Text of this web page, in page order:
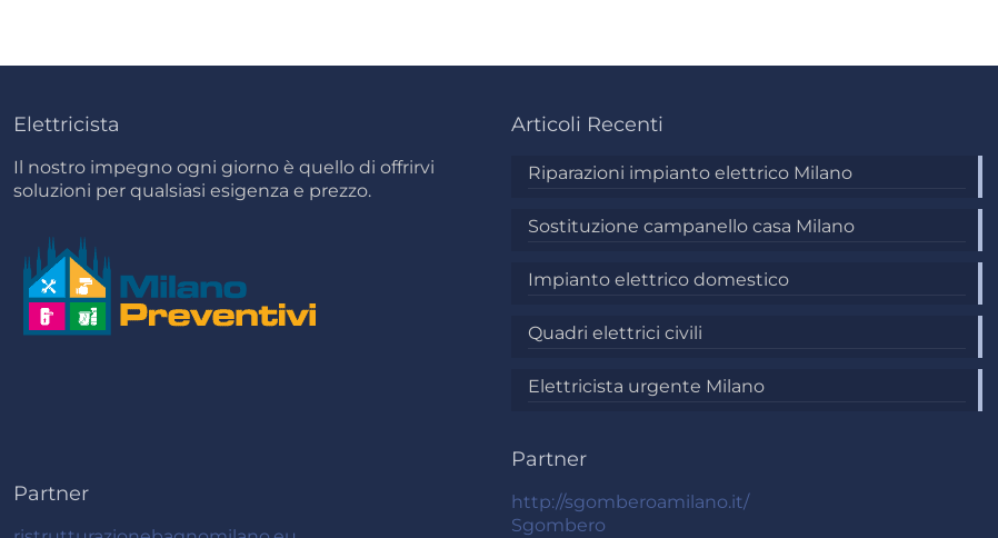
Elettricista
Il nostro impegno ogni giorno è quello di offrirvi
soluzioni per qualsiasi esigenza e prezzo.
Partner
Articoli Recenti
Riparazioni impianto elettrico Milano
Sostituzione campanello casa Milano
Impianto elettrico domestico
Quadri elettrici civili
Elettricista urgente Milano
Partner
http://sgomberoamilano.it/
Sgombero